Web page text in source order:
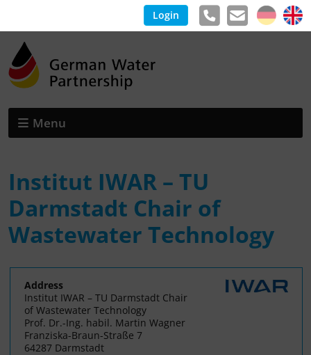
Login
Menu
Institut IWAR – TU
Darmstadt Chair of
Wastewater Technology
Address
Institut IWAR – TU Darmstadt Chair
of Wastewater Technology
Prof. Dr.-Ing. habil. Martin Wagner
Franziska-Braun-Straße 7
64287 Darmstadt